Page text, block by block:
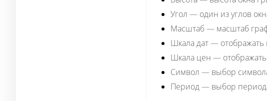
Угол — один из углов
Масштаб— масштаб
Шкала дат— отображать
Шкала цен —
Символ — выбор
Период— выбор